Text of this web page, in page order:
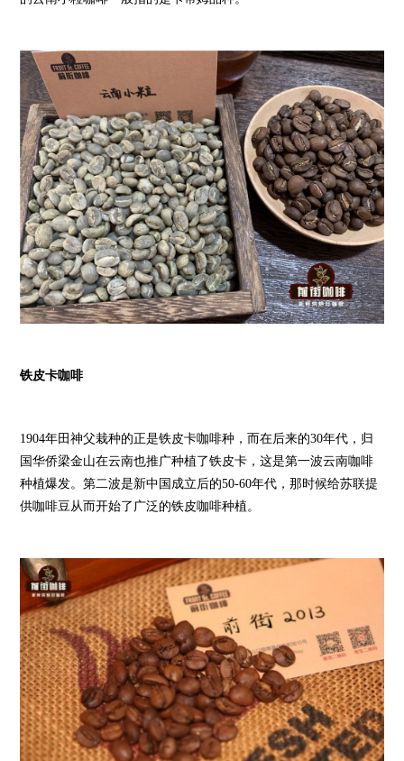
铁皮卡咖啡
1904年田神父栽种的正是铁皮卡咖啡种，而在后来的30年代，归
国华侨梁金山在云南也推广种植了铁皮卡，这是第一波云南咖啡
种植爆发。第二波是新中国成立后的50-60年代，那时候给苏联提
供咖啡豆从而开始了广泛的铁皮咖啡种植。